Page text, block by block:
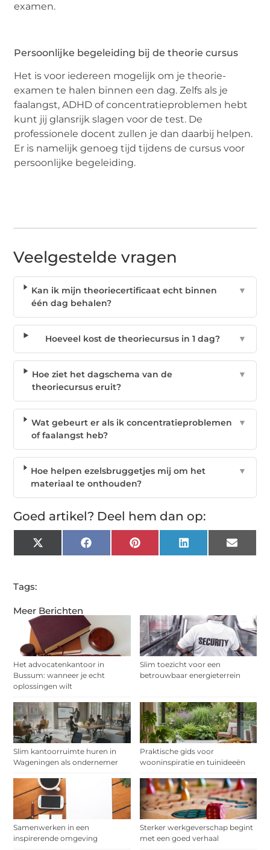
Meer Berichten
Het advocatenkantoor in
Bussum: wanneer je echt
oplossingen wilt
Slim toezicht voor een
betrouwbaar energieterrein
Slim kantoorruimte huren in
Wageningen als ondernemer
Praktische gids voor
wooninspiratie en tuinideeën
Samenwerken in een
inspirerende omgeving
Sterker werkgeverschap begint
met een goed verhaal
examen.
Persoonlijke begeleiding bij de theorie cursus
Het is voor iedereen mogelijk om je theorie-
examen te halen binnen een dag. Zelfs als je
faalangst, ADHD of concentratieproblemen hebt
kunt jij glansrijk slagen voor de test. De
professionele docent zullen je dan daarbij helpen.
Er is namelijk genoeg tijd tijdens de cursus voor
persoonlijke begeleiding.
Veelgestelde vragen
Kan ik mijn theoriecertificaat echt binnen
één dag behalen?
▼
Hoeveel kost de theoriecursus in 1 dag? ▼
Hoe ziet het dagschema van de
theoriecursus eruit?
▼
Wat gebeurt er als ik concentratieproblemen
of faalangst heb?
▼
Hoe helpen ezelsbruggetjes mij om het
materiaal te onthouden?
▼
Goed artikel? Deel hem dan op:
X
(Twitter)
Facebook Pinterest LinkedIn Email
Tags: